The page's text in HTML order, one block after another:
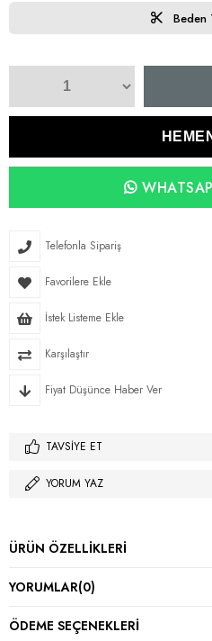
Beden
Telefonla Sipariş
Favorilere Ekle
İstek Listeme Ekle
Karşılaştır
Fiyat Düşünce Haber Ver
TAVSIYE ET
YORUM YAZ
ÜRÜN ÖZELLIKLERI
YORUMLAR(0)
ÖDEME SEÇENEKLERI